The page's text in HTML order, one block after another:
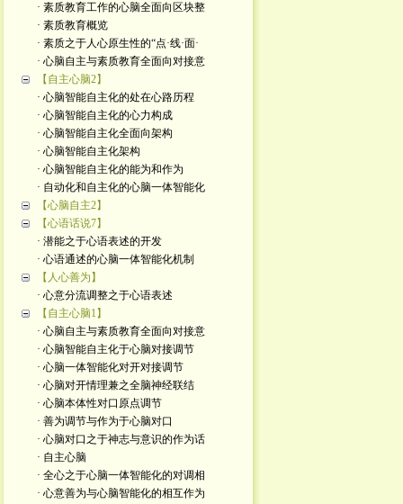
· 素质教育工作的心脑全面向区块整
· 素质教育概览
· 素质之于人心原生性的“点·线·面·
· 心脑自主与素质教育全面向对接意
【自主心脑2】
· 心脑智能自主化的处在心路历程
· 心脑智能自主化的心力构成
· 心脑智能自主化全面向架构
· 心脑智能自主化架构
· 心脑智能自主化的能为和作为
· 自动化和自主化的心脑一体智能化
【心脑自主2】
【心语话说7】
· 潜能之于心语表述的开发
· 心语通述的心脑一体智能化机制
【人心善为】
· 心意分流调整之于心语表述
【自主心脑1】
· 心脑自主与素质教育全面向对接意
· 心脑智能自主化于心脑对接调节
· 心脑一体智能化对开对接调节
· 心脑对开情理兼之全脑神经联结
· 心脑本体性对口原点调节
· 善为调节与作为于心脑对口
· 心脑对口之于神志与意识的作为话
· 自主心脑
· 全心之于心脑一体智能化的对调相
· 心意善为与心脑智能化的相互作为